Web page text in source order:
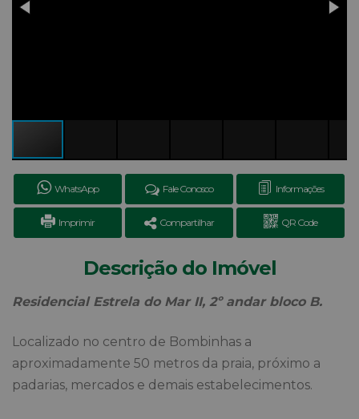
WhatsApp Fale Conosco Informações
Imprimir Compartilhar QR Code
Descrição do Imóvel
Residencial Estrela do Mar II, 2º andar bloco B.
Localizado no centro de Bombinhas a
aproximadamente 50 metros da praia, próximo a
padarias, mercados e demais estabelecimentos.